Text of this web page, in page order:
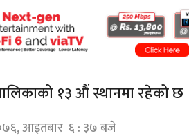
१३ औं स्थानमा रहेको छ
आइतबार ६ : ३७ बजे